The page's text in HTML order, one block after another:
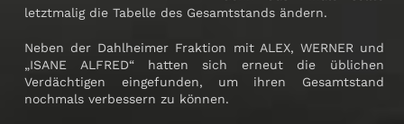
letztmalig die Tabelle des Gesamtstands ändern.
Neben der Dahlheimer Fraktion mit ALEX, WERNER und
„ISANE ALFRED“ hatten sich erneut die üblichen
Verdächtigen eingefunden, um ihren Gesamtstand
nochmals verbessern zu können.